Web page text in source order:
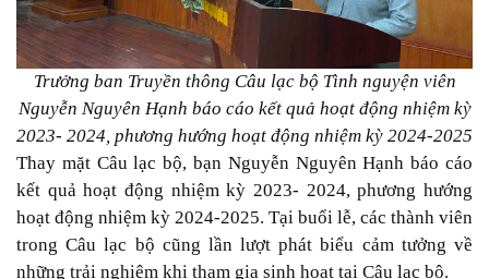
Trưởng ban Truyền thông Câu lạc bộ Tình nguyện viên
Nguyễn Nguyên Hạnh báo cáo kết quả hoạt động nhiệm kỳ
2023- 2024, phương hướng hoạt động nhiệm kỳ 2024-2025
Thay mặt Câu lạc bộ, bạn Nguyễn Nguyên Hạnh báo cáo
kết quả hoạt động nhiệm kỳ 2023- 2024, phương hướng
hoạt động nhiệm kỳ 2024-2025. Tại buổi lễ, các thành viên
trong Câu lạc bộ cũng lần lượt phát biểu cảm tưởng về
những trải nghiệm khi tham gia sinh hoạt tại Câu lạc bộ.